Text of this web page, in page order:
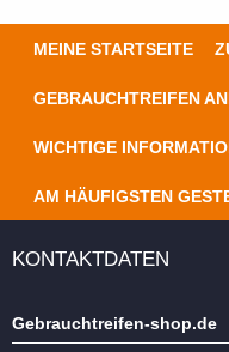
MEINE STARTSEITE
GEBRAUCHTREIFEN
WICHTIGE
AM HÄUFIGSTEN
KONTAKTDATEN
Gebrauchtreifen-shop.de